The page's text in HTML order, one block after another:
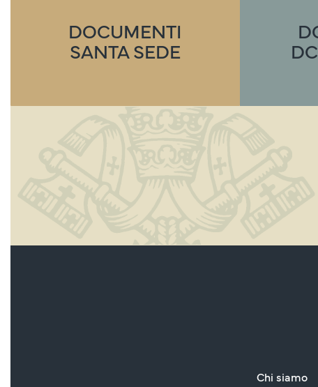
DOCUMENTI
SANTA SEDE
Chi siamo